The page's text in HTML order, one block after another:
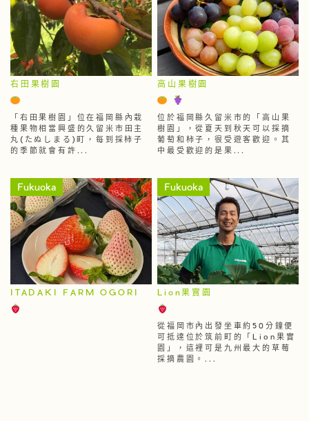
右田果樹園
「右田果樹園」位在福岡縣內栽
種果物相當興盛的久留米市田主
丸(たぬしまる)町，每到採柿子
的季節就會有許...
高山果樹園
位於福岡縣久留米市的「高山果
樹園」，從夏天到秋天可以採摘
葡萄和柿子，很受遊客歡迎。其
中最受歡迎的是果...
Fukuoka
ITADAKI FARM OGORI
Fukuoka
Lion果實園
從福岡市內出發坐車約50分鐘便
可抵達位於筑前町的「Lion果實
園」，這裡可是九州最大的草莓
採摘農園。...